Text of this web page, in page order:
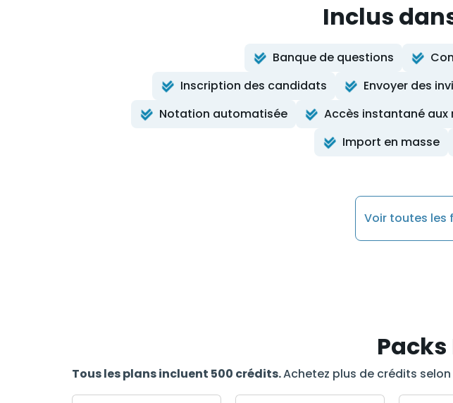
Inclus
Banque de questions
Inscription des candidats
Envoyer des
Notation automatisée
Accès instantané aux
Import en masse
Voir toutes les
Tous les plans incluent 500 crédits.Achetez plus de crédits